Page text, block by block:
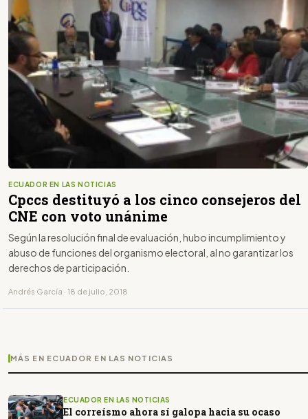
ECUADOR EN LAS NOTICIAS
Cpccs destituyó a los cinco consejeros del
CNE con voto unánime
Según la resolución final de evaluación, hubo incumplimiento y
abuso de funciones del organismo electoral, al no garantizar los
derechos de participación.
Andrés García · 18 de julio, 2018
MÁS EN ECUADOR EN LAS NOTICIAS
ECUADOR EN LAS NOTICIAS
El correísmo ahora sí galopa hacia su ocaso